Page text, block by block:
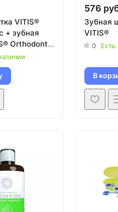
VITIS®
+ зубная
Orthodontic
576
Зубная
VITIS®
0 Есть
В